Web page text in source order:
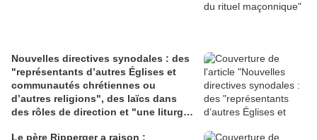
Nouvelles directives synodales : des
"représentants d’autres Églises et
communautés chrétiennes ou
d’autres religions", des laïcs dans
des rôles de direction et "une liturgie
Le père Ripperger a raison :